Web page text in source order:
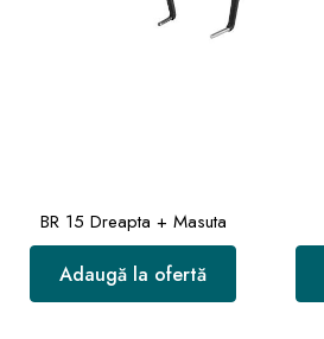
BR 15 Dreapta + Masuta
Adaugă la ofertă